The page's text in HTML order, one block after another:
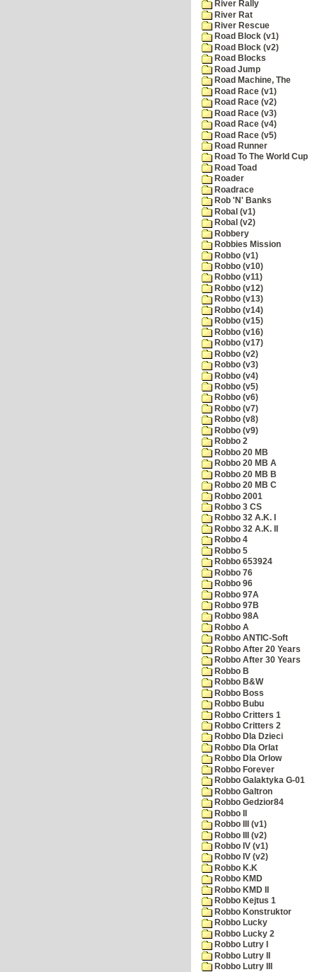
River Rally
River Rat
River Rescue
Road Block (v1)
Road Block (v2)
Road Blocks
Road Jump
Road Machine, The
Road Race (v1)
Road Race (v2)
Road Race (v3)
Road Race (v4)
Road Race (v5)
Road Runner
Road To The World Cup
Road Toad
Roader
Roadrace
Rob 'N' Banks
Robal (v1)
Robal (v2)
Robbery
Robbies Mission
Robbo (v1)
Robbo (v10)
Robbo (v11)
Robbo (v12)
Robbo (v13)
Robbo (v14)
Robbo (v15)
Robbo (v16)
Robbo (v17)
Robbo (v2)
Robbo (v3)
Robbo (v4)
Robbo (v5)
Robbo (v6)
Robbo (v7)
Robbo (v8)
Robbo (v9)
Robbo 2
Robbo 20 MB
Robbo 20 MB A
Robbo 20 MB B
Robbo 20 MB C
Robbo 2001
Robbo 3 CS
Robbo 32 A.K. I
Robbo 32 A.K. II
Robbo 4
Robbo 5
Robbo 653924
Robbo 76
Robbo 96
Robbo 97A
Robbo 97B
Robbo 98A
Robbo A
Robbo ANTIC-Soft
Robbo After 20 Years
Robbo After 30 Years
Robbo B
Robbo B&W
Robbo Boss
Robbo Bubu
Robbo Critters 1
Robbo Critters 2
Robbo Dla Dzieci
Robbo Dla Orlat
Robbo Dla Orlow
Robbo Forever
Robbo Galaktyka G-01
Robbo Galtron
Robbo Gedzior84
Robbo II
Robbo III (v1)
Robbo III (v2)
Robbo IV (v1)
Robbo IV (v2)
Robbo K.K
Robbo KMD
Robbo KMD II
Robbo Kejtus 1
Robbo Konstruktor
Robbo Lucky
Robbo Lucky 2
Robbo Lutry I
Robbo Lutry II
Robbo Lutry III